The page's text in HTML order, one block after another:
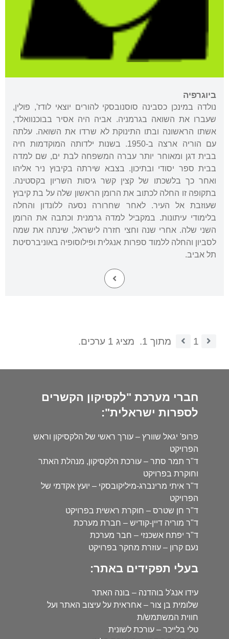
ביוגרפיה
נולדה במינכן כסבינה סוסנובסקי להורים יוצאי לודז', פולין,
שעברו את השואה בגרמניה. אביה היה אסיר בבוכנוואלד,
אשתו הראשונה ובתו התינוקת לא שרדו את השואה. עלתה
עם הוריה ארצה ב-1950. בשנות ילדותה המוקדמות חיה
בבית דגן ומאוחר יותר עברה המשפחה לבת ים, שם למדה
בבית ספר יסודי ובתיכון. בצבא שירתה בקיבוץ ניר אליהו
ואחר כך בלשכתו של קצין קשר גיסות השריון בקסטינה.
בתקופה זו החלה לכתוב את הרומן הראשון שלה על בת קיבוץ
שעוזבת אל העיר. לאחר שחרורה נסעה ללונדון והחלה
בלימודי עיתונות. במקביל למדה גרמנית וכתבה את הרומן
השני שלה. אחרי שנה וחצי חזרה לישראל, שינתה את שמה
לסביון והחלה ללמוד ספרות אנגלית ופילוסופיה באוניברסיטת
תל אביב.
1 מתוך 1. מציג 1 ערכים.
חברי מערכת "לקסיקון הקשרים
לספרות ישראלית":
פרופ' יגאל שוורץ – עורך ראשי של הלקסיקון וראש
הפרויקט
ד"ר תמר סתר – עורכת הלקסיקון, מנהלת האתר
וחוקרת בפרויקט
ד"ר איתי מרינברג-מיליקובסקי – יועץ אקדמי של
הפרויקט
ד"ר חן שטרס – חוקרת ראשית בפרויקט
ד"ר מוריה דיין-קודיש – חברת מערכת
ד"ר יפתח אשכנזי – חבר מערכת
נעם קרון – עוזרת מחקר בפרויקט
בעלי תפקידים באתר:
עידו אנג'ל בוהדנה – בונה האתר
שלומית בן צור – אחראית על עיצוב האתר ועל
חווית המשתמש/ת
טלי בלייכר – עורכת לשונית